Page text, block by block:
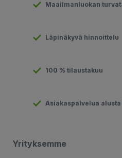
Maailmanluokan
Läpinäkyvä hinnoittelu
100 % tilaustakuu
Asiakaspalvelua
Yrityksemme